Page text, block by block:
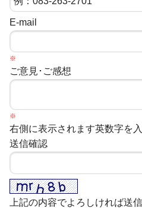
E-mail
※
ご意見･ご感想
※
右側に表示されます英数字を
送信確認
上記の内容でよろしければ送